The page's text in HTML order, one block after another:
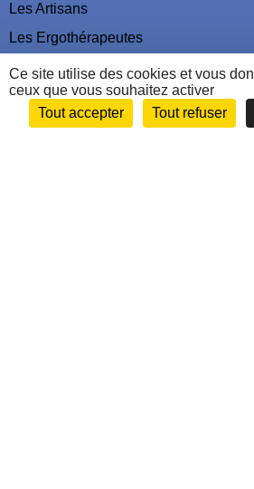
Ce site utilise des cookies et vous
ceux que vous souhaitez activer
Tout accepter
Tout refuser
Les Artisans
Les Ergothérapeutes
Nous contacter